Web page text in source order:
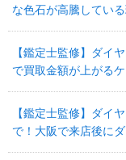
な色石が高騰してい
【鑑定士監修】ダイ
で買取金額が上がる
【鑑定士監修】ダイ
で！大阪で来店後に